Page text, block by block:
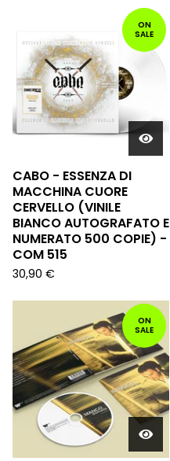
ON
SALE
CABO - ESSENZA DI
MACCHINA CUORE
CERVELLO (VINILE
BIANCO AUTOGRAFATO E
NUMERATO 500 COPIE) -
COM 515
30,90 €
ON
SALE